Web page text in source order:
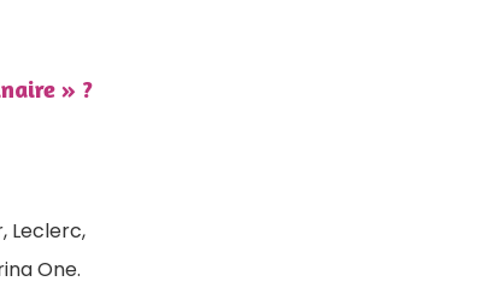
» ?
Leclerc,
One.